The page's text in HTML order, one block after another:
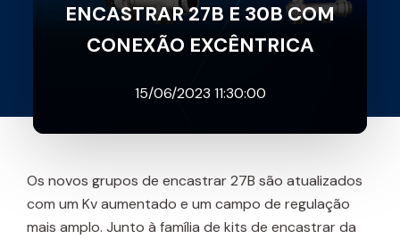
ENCASTRAR 27B E 30B COM
CONEXÃO EXCÊNTRICA
15/06/2023 11:30:00
Os novos grupos de encastrar 27B são atualizados
com um Kv aumentado e um campo de regulação
mais amplo. Junto à família de kits de encastrar da